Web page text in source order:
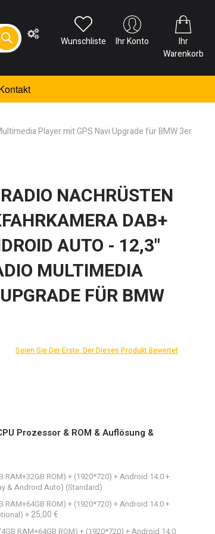
Wunschliste Ihr Konto
Ihr
Warenkorb
Player mit GPS Navi Upgrade für BMW 3er
NACHRÜSTEN
DAB+
AUTO - 12,3"
MULTIMEDIA
FÜR BMW
Seien Sie Der Erste, Der Dieses Produkt Bewertet
Prozessor & ROM & Auflösung &
RAM+32GB ROM) + (1920*720) + Android 14.0 +
& Android Auto) (Standard)
RAM+64GB ROM) + (1920*720) + Android 14.0 +
+25,00 €
RAM+64GB ROM) + (1920*720) + Android 14.0